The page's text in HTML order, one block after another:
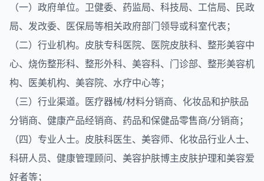
（一）政府单位。卫健委、药监局、科技局、工信局、民政
局、发改委、医保局等相关政府部门领导或科室代表；
（二）行业机构。皮肤专科医院、医院皮肤科、整形美容中
心、烧伤整形科、整形外科、美容科、门诊部、整形美容机
构、医美机构、美容院、水疗中心等；
（三）行业渠道。医疗器械/材料分销商、化妆品和护肤品
分销商、健康产品经销商、药品和保健品零售商/分销商；
（四）专业人士。皮肤科医生、美容师、化妆品行业人士、
科研人员、健康管理顾问、美容护肤博主皮肤护理和美容爱
好者等；